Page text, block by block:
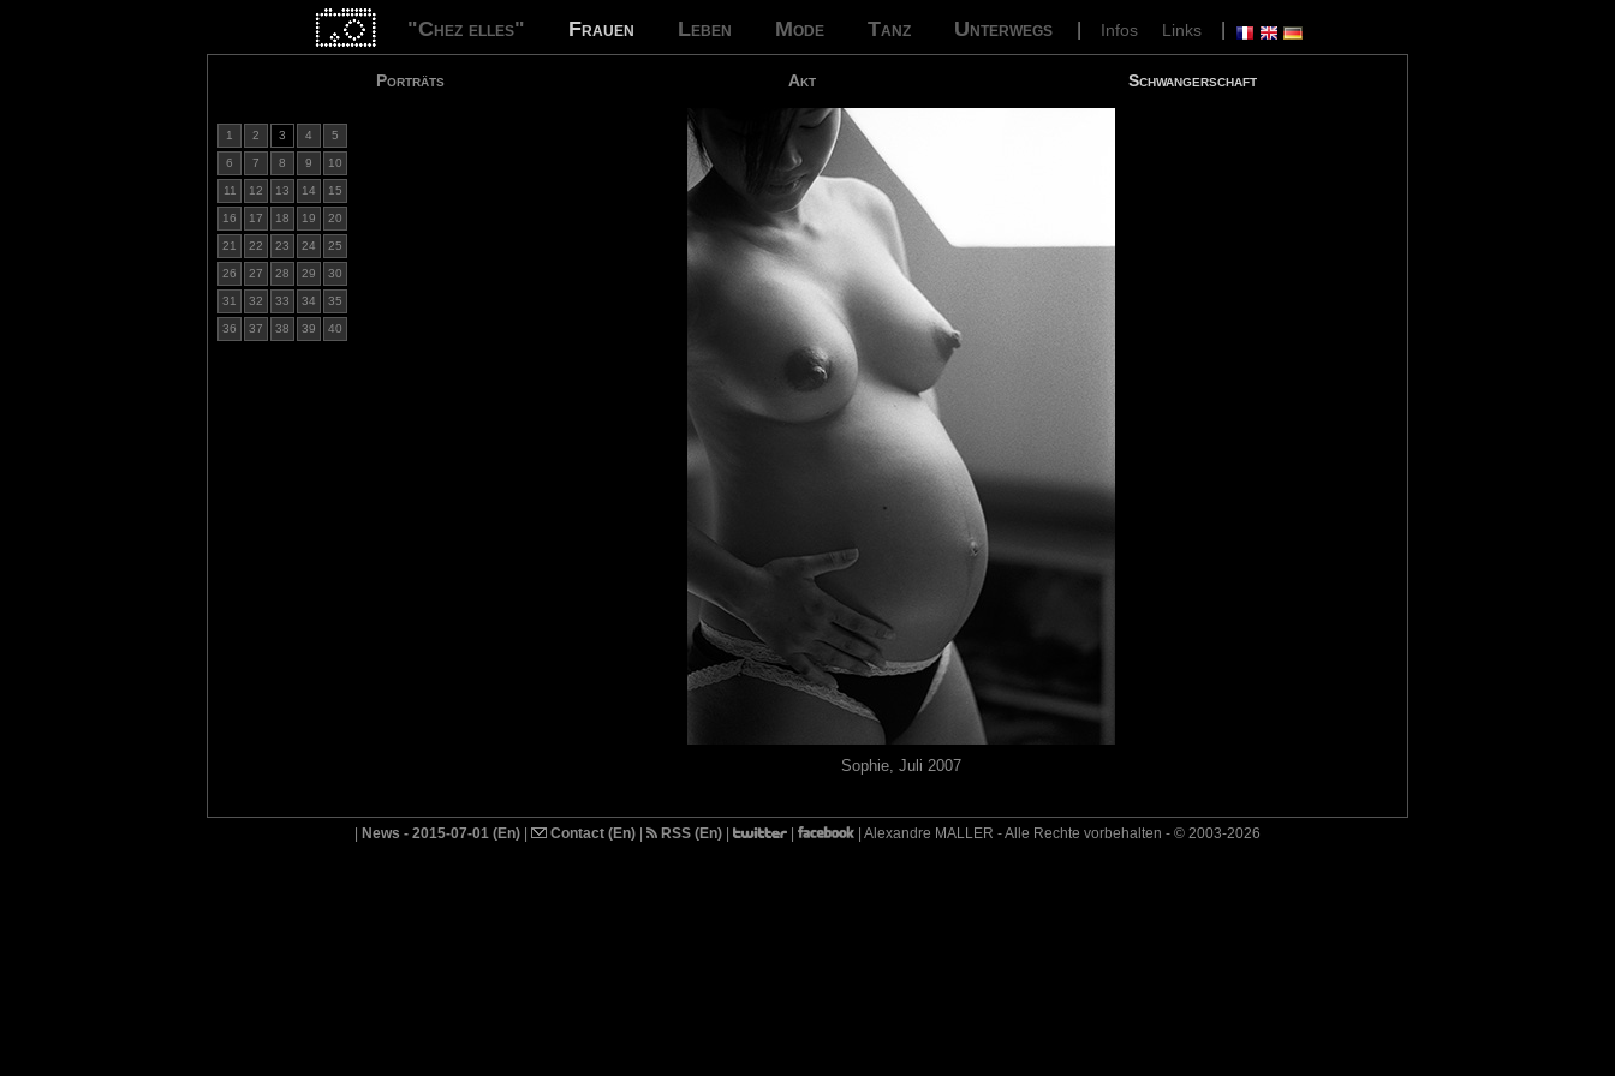
"Chez elles" Frauen Leben Mode Tanz Unterwegs Infos Links
Porträts Akt Schwangerschaft
1 2 3 4 5
6 7 8 9 10
11 12 13 14 15
16 17 18 19 20
21 22 23 24 25
26 27 28 29 30
31 32 33 34 35
36 37 38 39 40
Sophie, Juli 2007
News - 2015-07-01 (En) Contact (En) RSS (En) | Alexandre MALLER - Alle Rechte vorbehalten - © 2003-2026